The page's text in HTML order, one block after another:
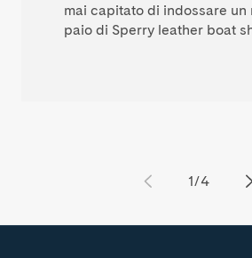
mai capitato di indossare un
paio di Sperry leather boat
1/4